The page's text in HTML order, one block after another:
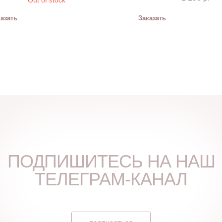
Заказать
ПОДПИШИТЕСЬ НА НАШ
ТЕЛЕГРАМ-КАНАЛ